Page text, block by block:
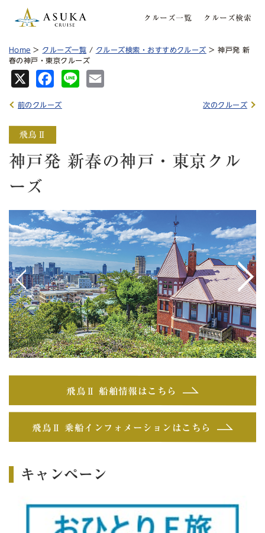
クルーズ一覧 クルーズ検索
Home > クルーズ一覧 / クルーズ検索・おすすめクルーズ > 神戸発 新
春の神戸・東京クルーズ
Fa
Lin
前のクルーズ 次のクルーズ
神戸発 新春の神戸・東京クル
ーズ
< >
飛鳥Ⅱ 船舶情報はこちら
飛鳥Ⅱ 乗船インフォメーションはこちら
キャンペーン